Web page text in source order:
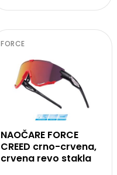
FORCE
NAOČARE FORCE
CREED crno-crvena,
crvena revo stakla